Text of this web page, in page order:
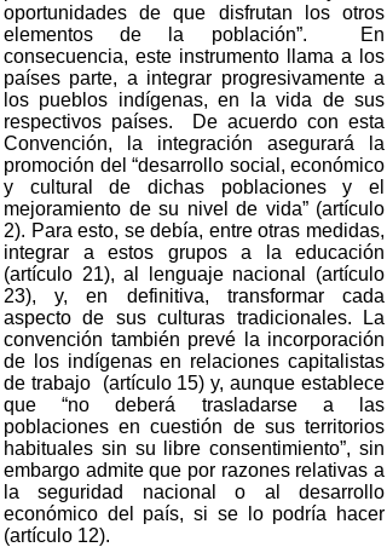
oportunidades de que disfrutan los otros
elementos de la población”. En
consecuencia, este instrumento llama a los
países parte, a integrar progresivamente a
los pueblos indígenas, en la vida de sus
respectivos países. De acuerdo con esta
Convención, la integración asegurará la
promoción del “desarrollo social, económico
y cultural de dichas poblaciones y el
mejoramiento de su nivel de vida” (artículo
2). Para esto, se debía, entre otras medidas,
integrar a estos grupos a la educación
(artículo 21), al lenguaje nacional (artículo
23), y, en definitiva, transformar cada
aspecto de sus culturas tradicionales. La
convención también prevé la incorporación
de los indígenas en relaciones capitalistas
de trabajo (artículo 15) y, aunque establece
que “no deberá trasladarse a las
poblaciones en cuestión de sus territorios
habituales sin su libre consentimiento”, sin
embargo admite que por razones relativas a
la seguridad nacional o al desarrollo
económico del país, si se lo podría hacer
(artículo 12).